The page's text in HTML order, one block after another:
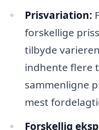
Prisvariation:
forskellige
tilbyde
indhente flere
sammenligne
mest
Forskellig